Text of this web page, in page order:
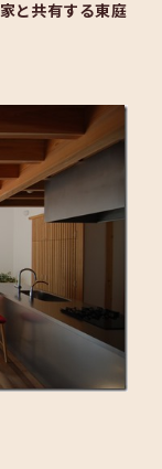
と共有する東庭